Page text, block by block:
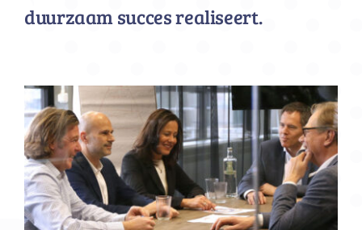
duurzaam succes realiseert.